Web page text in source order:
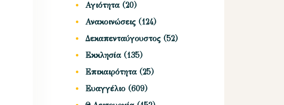
Αγιότητα(20)
Ανακοινώσεις (124)
Δεκαπενταύγουστος (52)
Εκκλησία(135)
Επικαιρότητα(25)
Ευαγγέλιο (609)